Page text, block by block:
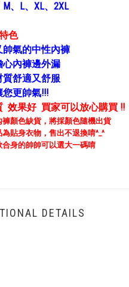
M、L、XL、2XL
色
帥氣的中性內褲
心內褲邊外漏
質舒適又舒服
更帥氣!!!
效果好 買家可以放心購買 !!
顏色缺貨， 將採顏色隨機出貨
貼身衣物，售出不退換唷^_^
合身的帥帥可以選大一碼唷
DETAILS